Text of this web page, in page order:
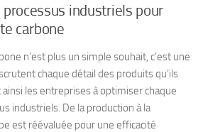
industriels pour
carbone
n’est plus un simple souhait, c’est une
chaque détail des produits qu’ils
les entreprises à optimiser chaque
industriels. De la production à la
est réévaluée pour une efficacité